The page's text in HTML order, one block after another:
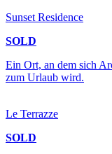
Sunset Residence
SOLD
Ein Ort, an dem sich
zum Urlaub wird.
Le Terrazze
SOLD